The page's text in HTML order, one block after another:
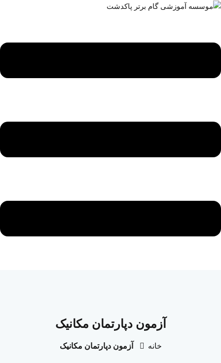
آزمون دپارتمان مکانیک
خانه آزمون دپارتمان مکانیک